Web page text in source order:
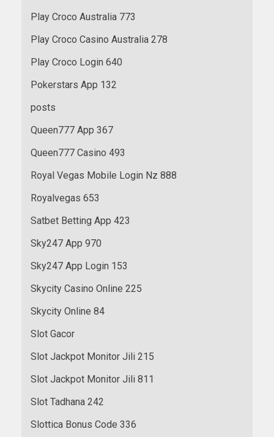
Play Croco Australia 773
Play Croco Casino Australia 278
Play Croco Login 640
Pokerstars App 132
posts
Queen777 App 367
Queen777 Casino 493
Royal Vegas Mobile Login Nz 888
Royalvegas 653
Satbet Betting App 423
Sky247 App 970
Sky247 App Login 153
Skycity Casino Online 225
Skycity Online 84
Slot Gacor
Slot Jackpot Monitor Jili 215
Slot Jackpot Monitor Jili 811
Slot Tadhana 242
Slottica Bonus Code 336